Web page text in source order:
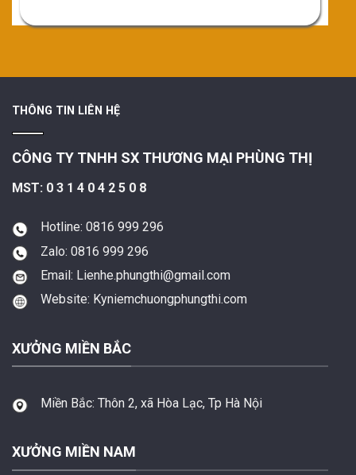
THÔNG TIN LIÊN HỆ
CÔNG TY TNHH SX THƯƠNG MẠI PHÙNG THỊ
MST: 0 3 1 4 0 4 2 5 0 8
Hotline: 0816 999 296
Zalo: 0816 999 296
Email: Lienhe.phungthi@gmail.com
Website: Kyniemchuongphungthi.com
XƯỞNG MIỀN BẮC
Miền Bắc: Thôn 2, xã Hòa Lạc, Tp Hà Nội
XƯỞNG MIỀN NAM